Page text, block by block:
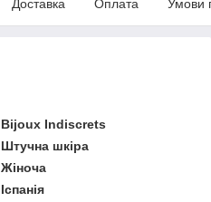
Доставка Оплата Умови
Bijoux Indiscrets
Штучна шкіра
Жіноча
Іспанія